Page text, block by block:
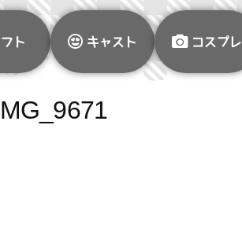
ト キャスト コスプレ